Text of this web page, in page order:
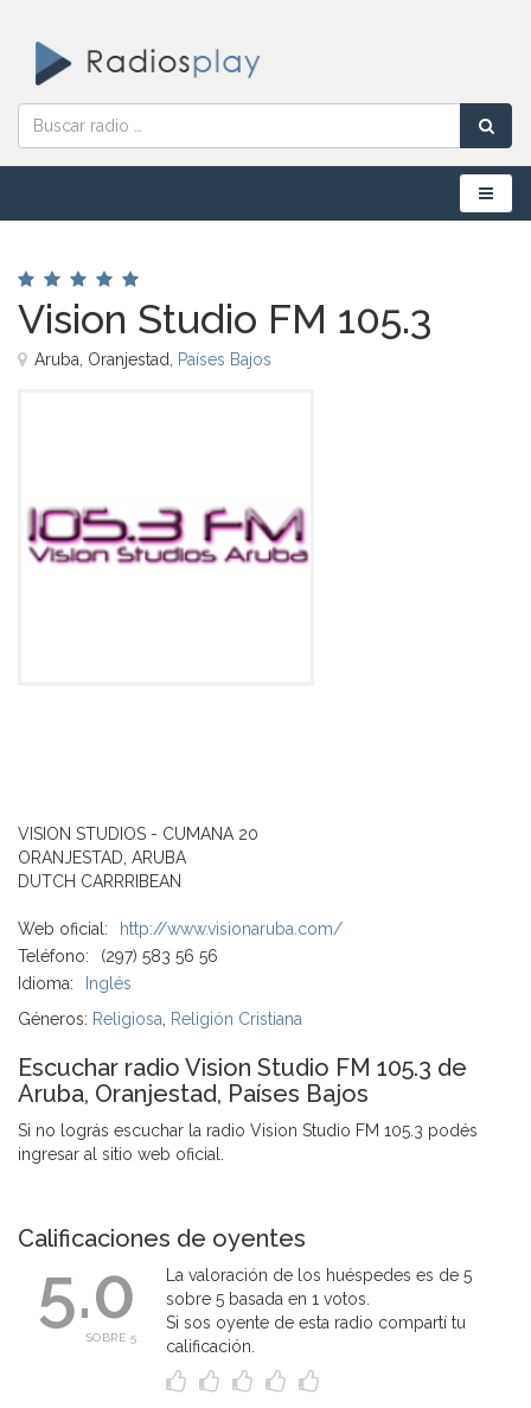
Menú
Vision Studio FM 105.3
Aruba, Oranjestad, Países Bajos
VISION STUDIOS - CUMANA 20
ORANJESTAD, ARUBA
DUTCH CARRRIBEAN
Web oficial:
http://www.visionaruba.com/
Teléfono:
(297) 583 56 56
Idioma:
Inglés
Géneros: Religiosa Religión Cristiana
Escuchar radio Vision Studio FM 105.3 de
Aruba, Oranjestad, Países Bajos
Si no lográs escuchar la radio Vision Studio FM 105.3 podés
ingresar al sitio web oficial.
Calificaciones de oyentes
5.0
SOBRE 5
La valoración de los huéspedes es de 5
sobre 5 basada en 1 votos.
Si sos oyente de esta radio compartí tu
calificación.